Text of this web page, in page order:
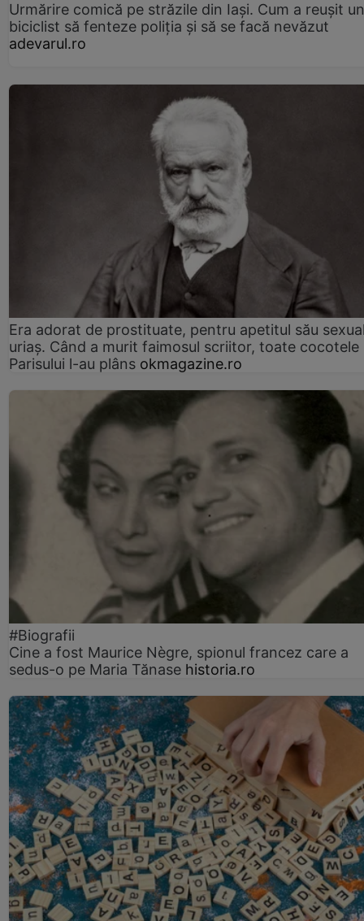
Urmărire comică pe străzile din Iași. Cum a reușit un
biciclist să fenteze poliția și să se facă nevăzut
adevarul.ro
Era adorat de prostituate, pentru apetitul său
uriaș. Când a murit faimosul scriitor, toate cocotele
Parisului l-au plâns okmagazine.ro
#Biografii
Cine a fost Maurice Nègre, spionul francez care a
sedus-o pe Maria Tănase historia.ro